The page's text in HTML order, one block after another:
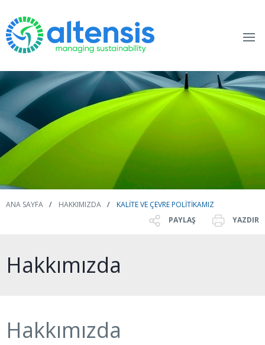
ANA SAYFA HAKKIMIZDA
KALITE VE ÇEVRE POLITIKAMIZ
PAYLAŞ
YAZDIR
Hakkımızda
Hakkımızda